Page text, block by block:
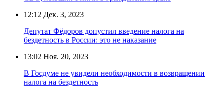
12:12 Дек. 3, 2023
Депутат Фёдоров допустил введение налога на
бездетность в России: это не наказание
13:02 Ноя. 20, 2023
В Госдуме не увидели необходимости в возвращении
налога на бездетность